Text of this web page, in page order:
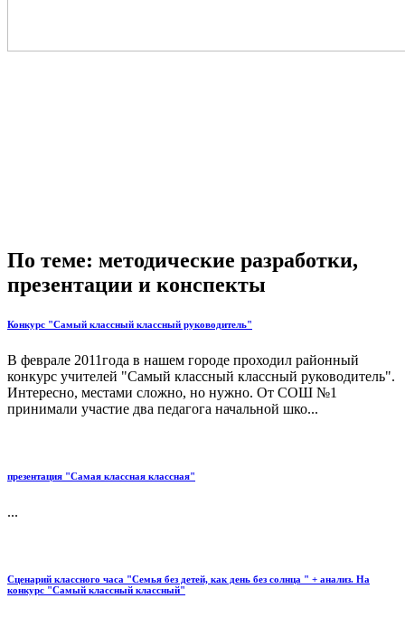
По теме: методические разработки,
презентации и конспекты
Конкурс "Самый классный классный руководитель"
В феврале 2011года в нашем городе проходил районный
конкурс учителей "Самый классный классный руководитель".
Интересно, местами сложно, но нужно. От СОШ №1
принимали участие два педагога начальной шко...
презентация "Самая классная классная"
...
Сценарий классного часа "Семья без детей, как день без солнца " + анализ. На
конкурс "Самый классный классный"